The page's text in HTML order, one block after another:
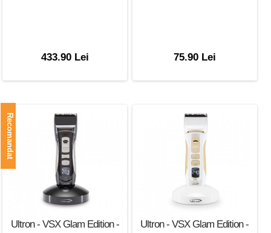
433.90 Lei 75.90 Lei
Recomandat
Ultron - VSX Glam Edition -
Ultron - VSX Glam Edition -